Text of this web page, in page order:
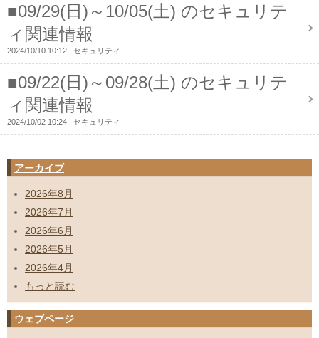
■09/29(日)～10/05(土) のセキュリテ
ィ関連情報
2024/10/10 10:12 セキュリティ
■09/22(日)～09/28(土) のセキュリテ
ィ関連情報
2024/10/02 10:24 セキュリティ
アーカイブ
2026年8月
2026年7月
2026年6月
2026年5月
2026年4月
もっと読む
ウェブページ